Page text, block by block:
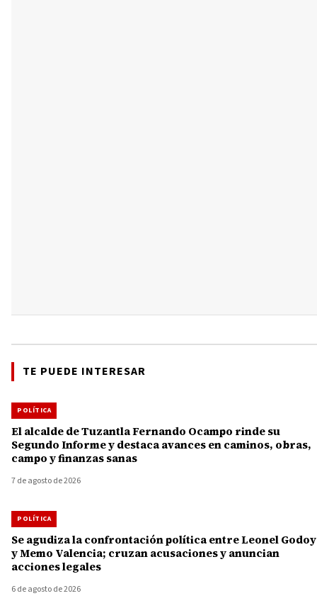
TE PUEDE INTERESAR
POLÍTICA
El alcalde de Tuzantla Fernando Ocampo rinde su
Segundo Informe y destaca avances en caminos, obras,
campo y finanzas sanas
7 de agosto de 2026
POLÍTICA
Se agudiza la confrontación política entre Leonel Godoy
y Memo Valencia; cruzan acusaciones y anuncian
acciones legales
6 de agosto de 2026